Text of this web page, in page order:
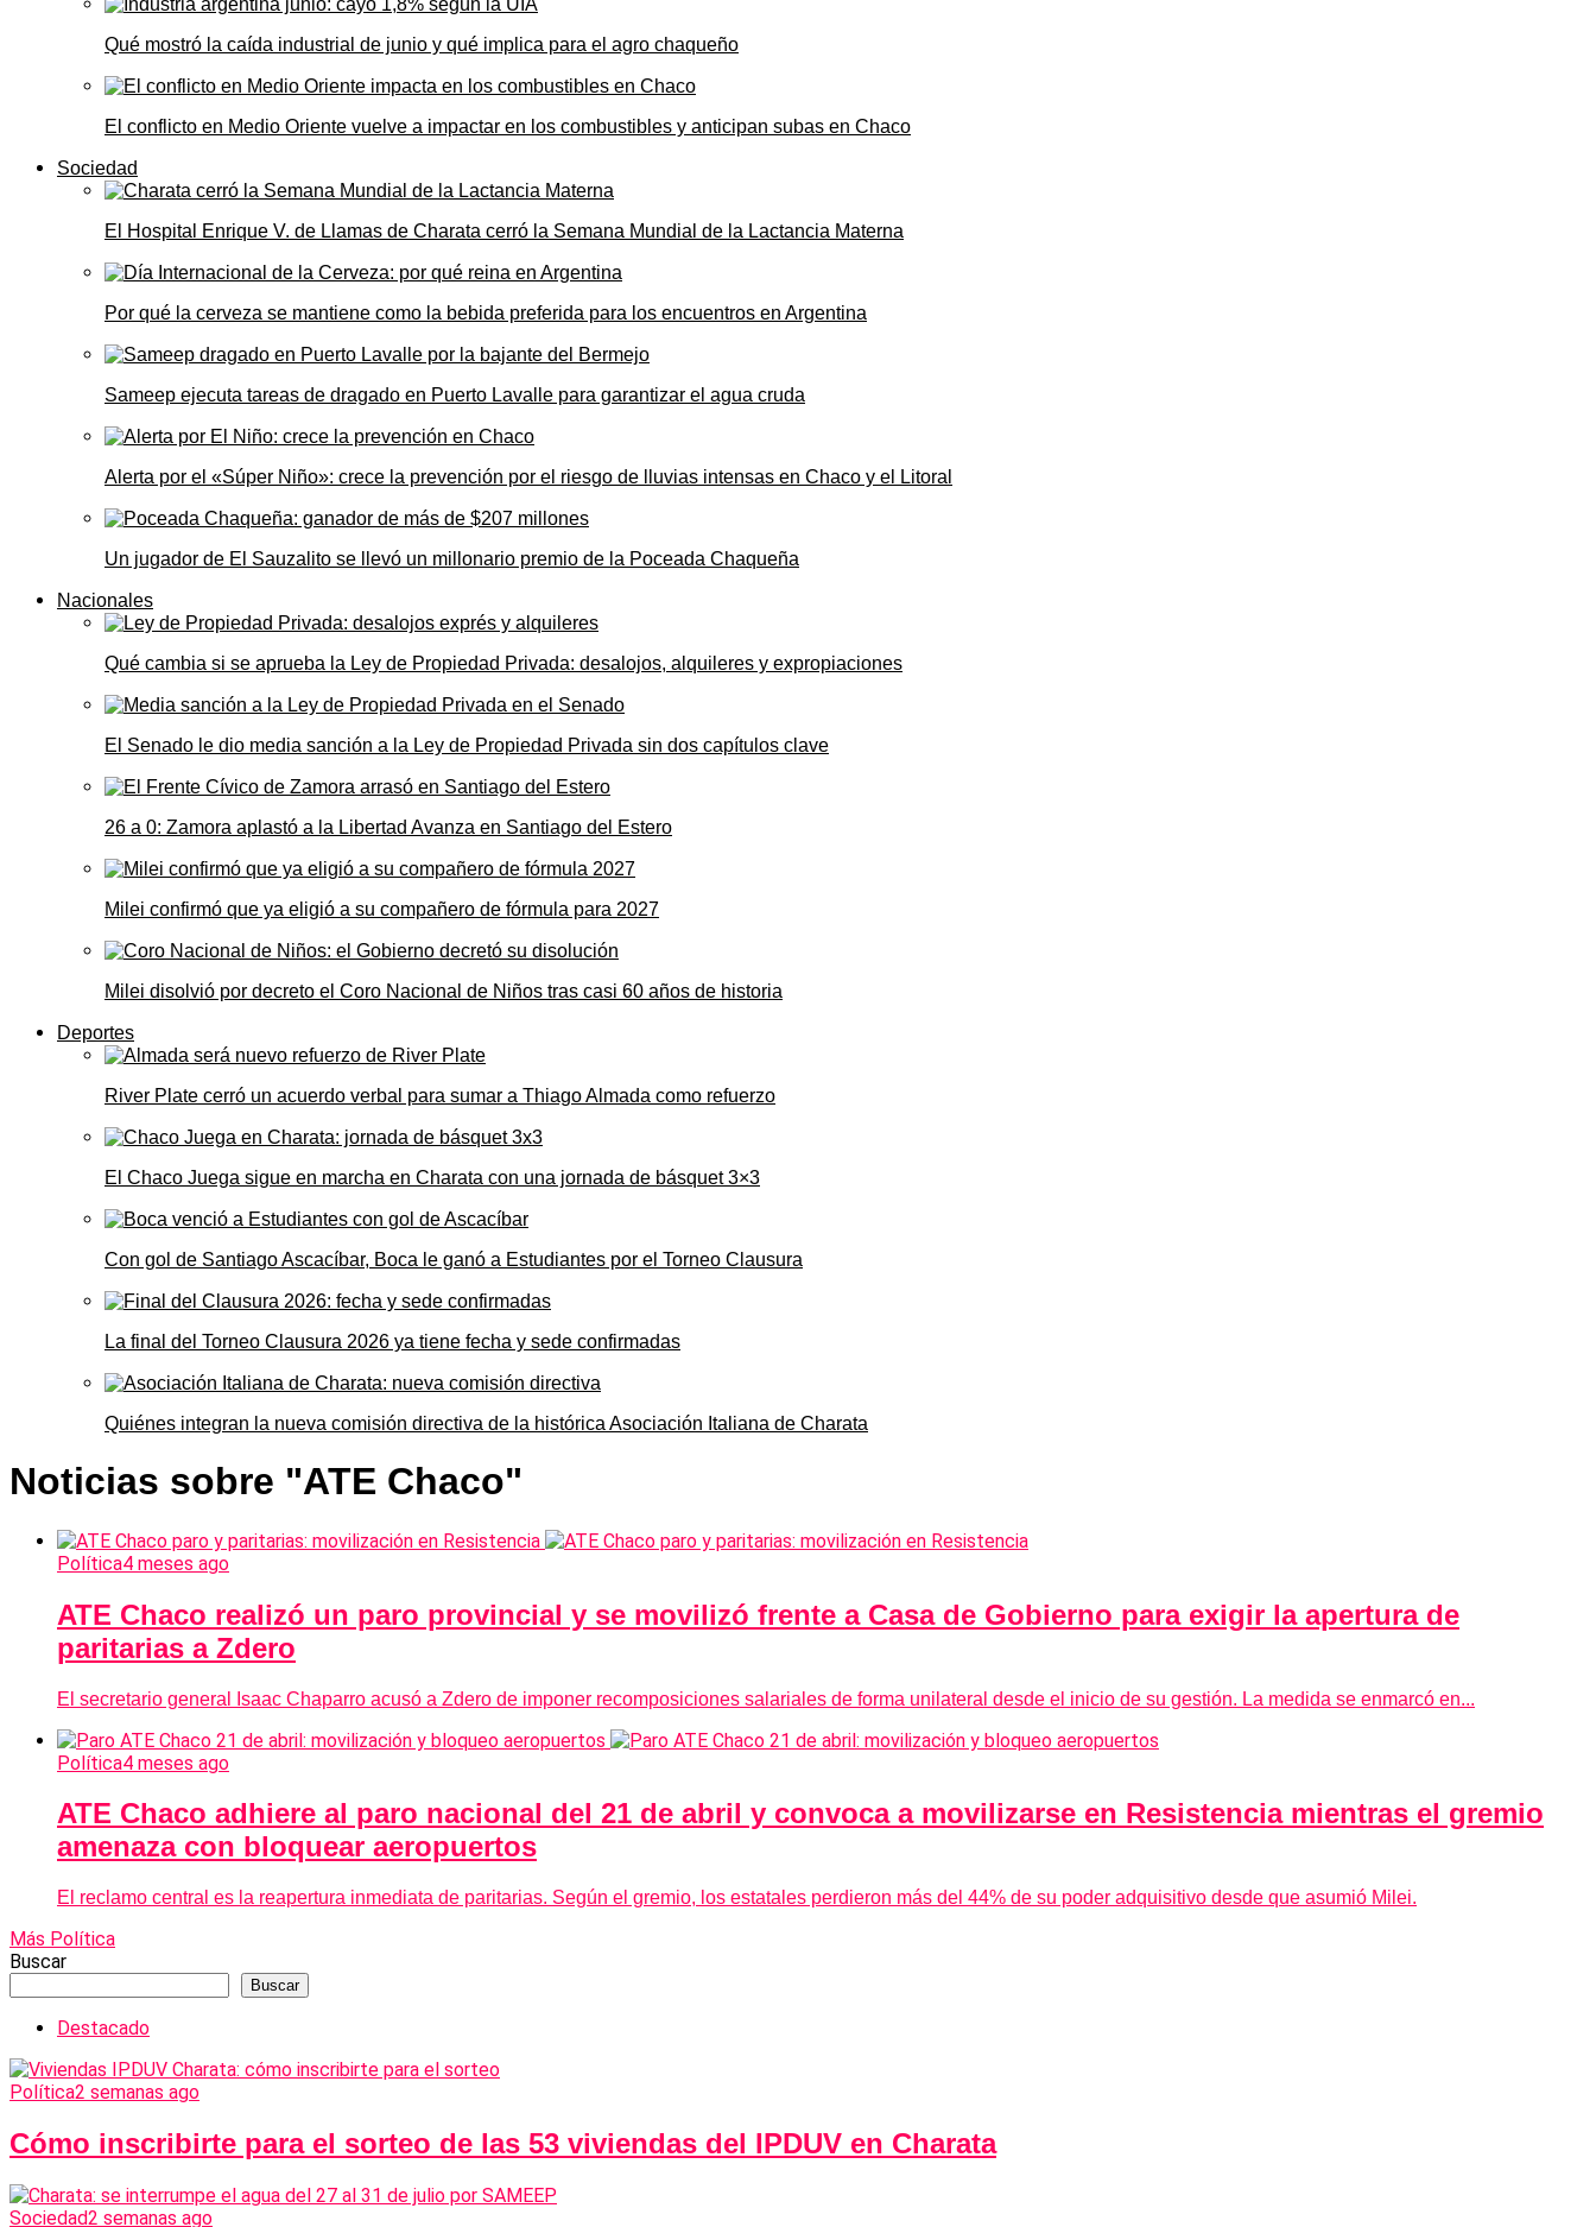
Qué mostró la caída industrial de junio y qué implica para el agro chaqueño
El conflicto en Medio Oriente vuelve a impactar en los combustibles y anticipan subas en Chaco
Sociedad
El Hospital Enrique V. de Llamas de Charata cerró la Semana Mundial de la Lactancia Materna
Por qué la cerveza se mantiene como la bebida preferida para los encuentros en Argentina
Sameep ejecuta tareas de dragado en Puerto Lavalle para garantizar el agua cruda
Alerta por el «Súper Niño»: crece la prevención por el riesgo de lluvias intensas en Chaco y el Litoral
Un jugador de El Sauzalito se llevó un millonario premio de la Poceada Chaqueña
Nacionales
Qué cambia si se aprueba la Ley de Propiedad Privada: desalojos, alquileres y expropiaciones
El Senado le dio media sanción a la Ley de Propiedad Privada sin dos capítulos clave
26 a 0: Zamora aplastó a la Libertad Avanza en Santiago del Estero
Milei confirmó que ya eligió a su compañero de fórmula para 2027
Milei disolvió por decreto el Coro Nacional de Niños tras casi 60 años de historia
Deportes
River Plate cerró un acuerdo verbal para sumar a Thiago Almada como refuerzo
El Chaco Juega sigue en marcha en Charata con una jornada de básquet 3×3
Con gol de Santiago Ascacíbar, Boca le ganó a Estudiantes por el Torneo Clausura
La final del Torneo Clausura 2026 ya tiene fecha y sede confirmadas
Quiénes integran la nueva comisión directiva de la histórica Asociación Italiana de Charata
Noticias sobre "ATE Chaco"
Política4 meses ago
ATE Chaco realizó un paro provincial y se movilizó frente a Casa de Gobierno para exigir la apertura de
paritarias a Zdero
El secretario general Isaac Chaparro acusó a Zdero de imponer recomposiciones salariales de forma unilateral desde el inicio de su gestión. La medida se enmarcó en...
Política4 meses ago
ATE Chaco adhiere al paro nacional del 21 de abril y convoca a movilizarse en Resistencia mientras el gremio
amenaza con bloquear aeropuertos
El reclamo central es la reapertura inmediata de paritarias. Según el gremio, los estatales perdieron más del 44% de su poder adquisitivo desde que asumió Milei.
Más Política
Buscar
Buscar
Destacado
Política2 semanas ago
Cómo inscribirte para el sorteo de las 53 viviendas del IPDUV en Charata
Sociedad2 semanas ago